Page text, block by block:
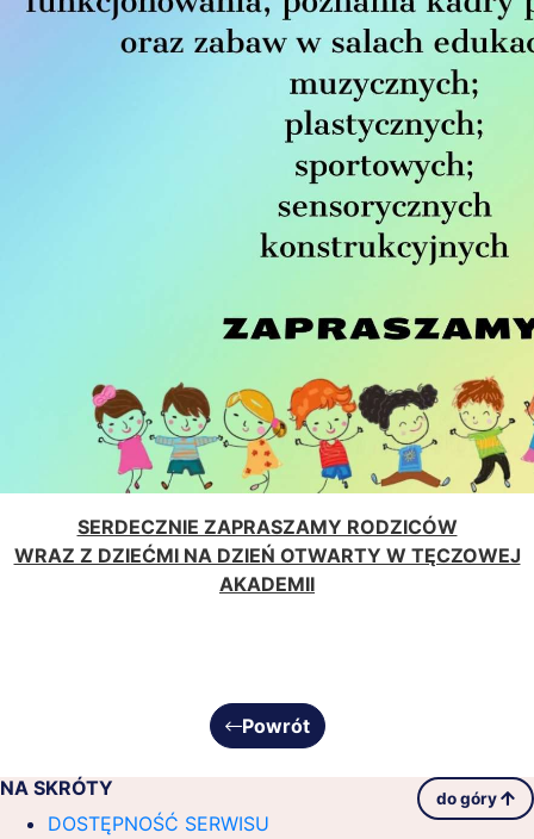
SERDECZNIE ZAPRASZAMY RODZICÓW
WRAZ Z DZIEĆMI NA DZIEŃ OTWARTY W TĘCZOWEJ
AKADEMII
Powrót
NA SKRÓTY do góry
DOSTĘPNOŚĆ SERWISU